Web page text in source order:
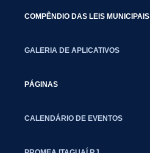
COMPÊNDIO DAS LEIS MUNICIPAIS
GALERIA DE APLICATIVOS
PÁGINAS
CALENDÁRIO DE EVENTOS